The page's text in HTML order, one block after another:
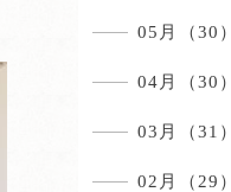
05月（30）
04月（30）
03月（31）
02月（29）